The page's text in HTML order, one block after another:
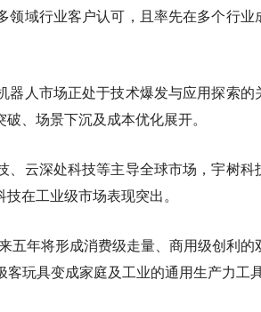
域行业客户认可，且率先在多个行业
器人市场正处于技术爆发与应用探索的
、场景下沉及成本优化展开。
、云深处科技等主导全球市场，宇树科
在工业级市场表现突出。
五年将形成消费级走量、商用级创利的
玩具变成家庭及工业的通用生产力工